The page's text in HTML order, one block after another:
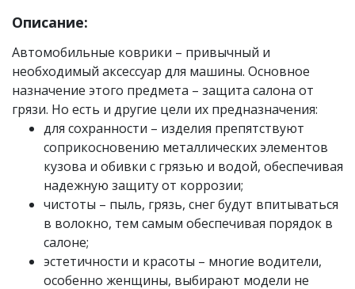
Описание:
Автомобильные коврики – привычный и
необходимый аксессуар для машины. Основное
назначение этого предмета – защита салона от
грязи. Но есть и другие цели их предназначения:
для сохранности – изделия препятствуют
соприкосновению металлических элементов
кузова и обивки с грязью и водой, обеспечивая
надежную защиту от коррозии;
чистоты – пыль, грязь, снег будут впитываться
в волокно, тем самым обеспечивая порядок в
салоне;
эстетичности и красоты – многие водители,
особенно женщины, выбирают модели не